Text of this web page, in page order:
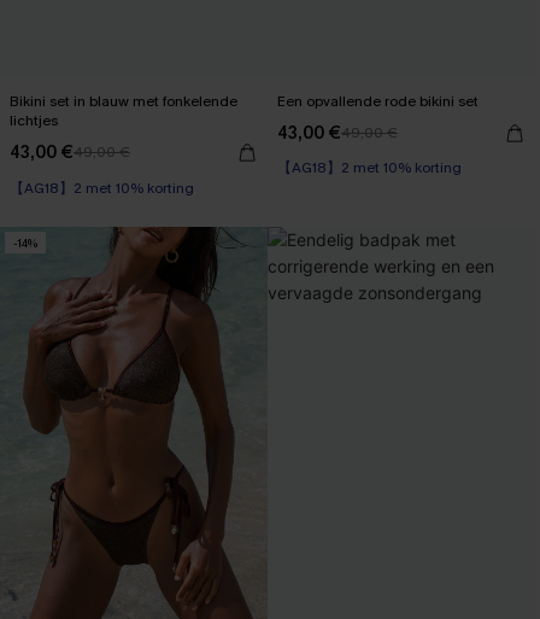
Bikini set in blauw met fonkelende
lichtjes
43,00 €49,00 €
【AG18】2 met 10% korting
Een opvallende rode bikini set
43,00 €49,00 €
【AG18】2 met 10% korting
Underwire
-14%